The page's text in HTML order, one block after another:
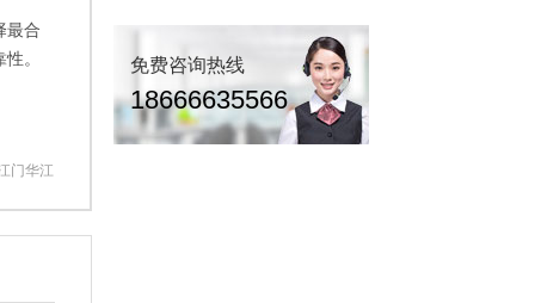
免费咨询热线
18666635566
最合
。
门华江